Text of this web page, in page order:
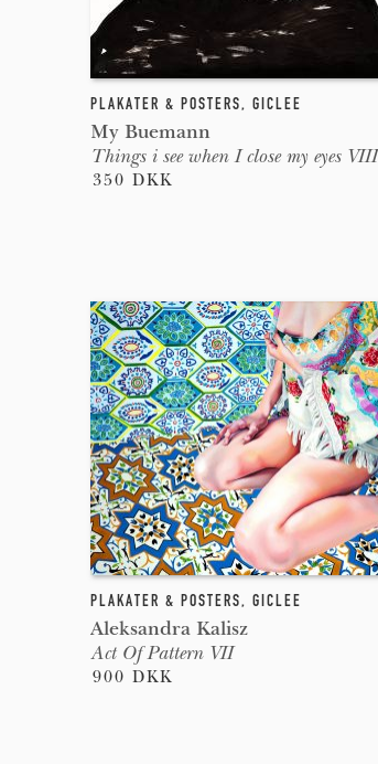
PLAKATER & POSTERS, GICLEE
My Buemann
Things i see when I close my eyes VIII
350 DKK
PLAKATER & POSTERS, GICLEE
Aleksandra Kalisz
Act Of Pattern VII
900 DKK